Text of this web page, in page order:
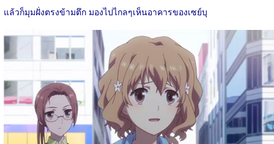
แล้วก็มุมฝั่งตรงข้ามตึก มองไปไกลๆเห็นอาคารของเซย์บุ